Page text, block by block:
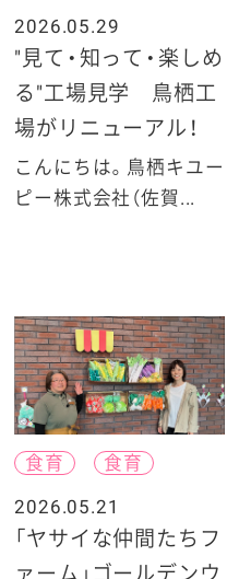
2026.05.29
"見て・知って・楽しめ
る"工場見学 鳥栖工
場がリニューアル！
こんにちは。鳥栖キユー
ピー株式会社（佐賀...
食育
食育
2026.05.21
「ヤサイな仲間たちフ
ァーム」ゴールデンウ